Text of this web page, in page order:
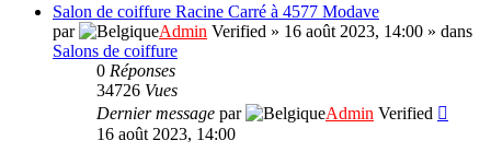
Salon de coiffure Racine Carré à 4577 Modave
par
Admin Verified » 16 août 2023, 14:00 » dans
Salons de coiffure
0 Réponses
34726 Vues
Dernier message par Admin Verified
16 août 2023, 14:00